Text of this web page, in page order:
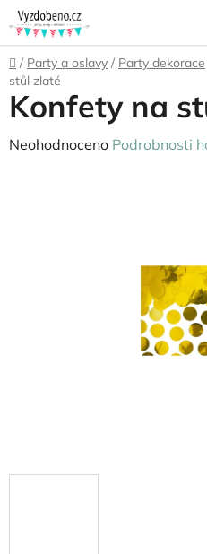
Přejít
na
obsah
Domů
/ Party a oslavy / Party dekorace
stůl zlaté
Konfety na
Průměrné
Neohodnoceno Podrobnosti